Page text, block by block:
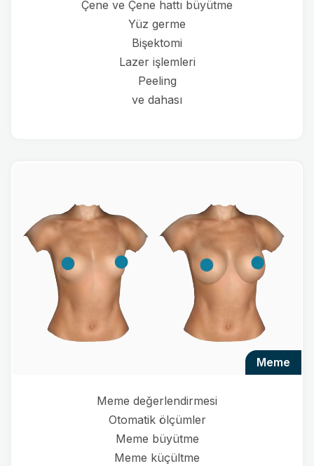
Çene ve Çene hattı büyütme
Yüz germe
Bişektomi
Lazer işlemleri
Peeling
ve dahası
meme
Meme değerlendirmesi
Otomatik ölçümler
Meme büyütme
Meme küçültme